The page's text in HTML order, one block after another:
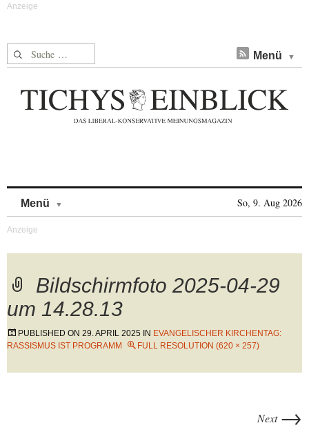
Suche nach: Menü
Menü So, 9. Aug 2026
Bildschirmfoto 2025-04-29
um 14.28.13
PUBLISHED ON 29. APRIL 2025 IN EVANGELISCHER KIRCHENTAG:
RASSISMUS IST PROGRAMM
FULL RESOLUTION (620 × 257)
Next →